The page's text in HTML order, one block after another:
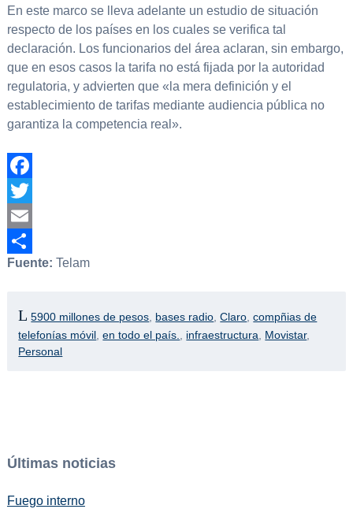
En este marco se lleva adelante un estudio de situación
respecto de los países en los cuales se verifica tal
declaración. Los funcionarios del área aclaran, sin embargo,
que en esos casos la tarifa no está fijada por la autoridad
regulatoria, y advierten que «la mera definición y el
establecimiento de tarifas mediante audiencia pública no
garantiza la competencia real».
Facebook
Twitter
Email
Compartir
Fuente: Telam
5900 millones de pesos bases radio ,Claro ,compñias de
telefonías móvil ,en todo el país. infraestructura Movistar,
Personal
Últimas noticias
Fuego interno